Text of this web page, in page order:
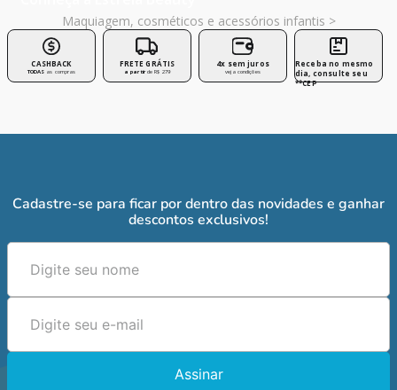
Maquiagem, cosméticos e acessórios infantis >
CASHBACK
TODAS as compras
FRETE GRÁTIS
a partirde R$ 279
4x sem juros
veja condições
Receba no mesmo
dia, consulte seu
**CEP
Cadastre-se para ficar por dentro das novidades e ganhar
descontos exclusivos!
Assinar